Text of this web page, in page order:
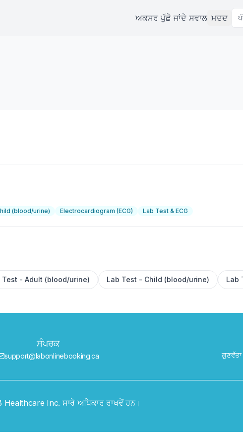
ਅਕਸਰ ਪੁੱਛੇ ਜਾਂਦੇ ਸਵਾਲ ਮਦਦ
(blood/urine) Electrocardiogram (ECG) Lab Test & ECG
Test - Adult (blood/urine) Lab Test - Child (blood/urine) Lab
ਸੰਪਰਕ
support@labonlinebooking.ca
Inc. ਸਾਰੇ ਅਧਿਕਾਰ ਰਾਖਵੇਂ ਹਨ।